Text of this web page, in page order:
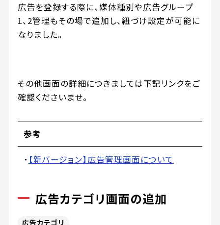
広告を登録する際に、媒体種別や広告グループ
1、2管理もその場で追加し、紐づけ設定が可能に
なりました。
その他画面の詳細につきましては下記リンクをご
確認くださいませ。
参考
・ 【新バージョン】広告管理画面について
広告カテゴリ画面の追加
広告カテゴリ